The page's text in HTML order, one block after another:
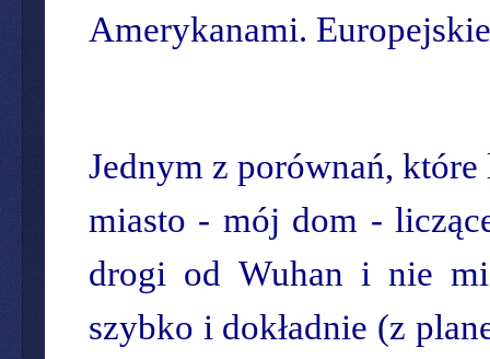
Amerykanami.
Jednym z porównań,
miasto - mój dom -
drogi od Wuhan i nie
szybko i dokładnie (z